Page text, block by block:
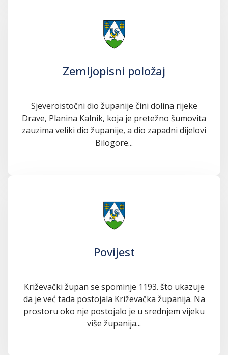
Zemljopisni položaj
Sjeveroistočni dio županije čini dolina rijeke
Drave, Planina Kalnik, koja je pretežno šumovita
zauzima veliki dio županije, a dio zapadni dijelovi
Bilogore...
Povijest
Križevački župan se spominje 1193. što ukazuje
da je već tada postojala Križevačka županija. Na
prostoru oko nje postojalo je u srednjem vijeku
više županija...